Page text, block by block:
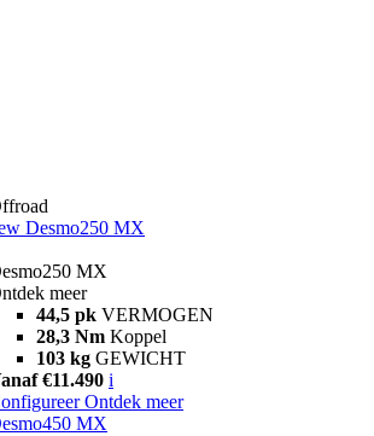
Desmo250 MX
MX
meer
44,5 pk VERMOGEN
28,3 Nm Koppel
103 kg GEWICHT
€11.490 i
Ontdek meer
MX